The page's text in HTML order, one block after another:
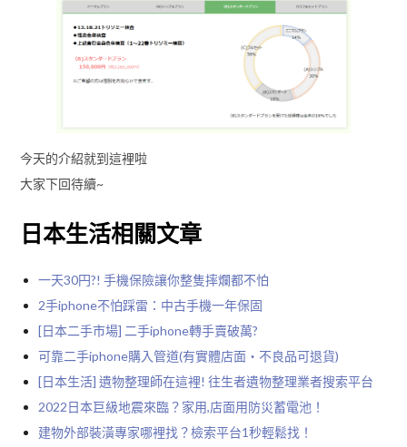
今天的介紹就到這裡啦
大家下回待續~
日本生活相關文章
一天30円?! 手機保險讓你整隻摔爛都不怕
2手iphone不怕踩雷：中古手機一年保固
[日本二手市場] 二手iphone轉手賣破萬?
可靠二手iphone購入管道(有實體店面・不良品可退貨)
[日本生活] 遺物整理師在這裡! 往生者遺物整理業者搜索平台
2022日本巨級地震來臨？家用,店面用防災蓄電池！
建物外部裝潢專家哪裡找？檢索平台1秒輕鬆找！